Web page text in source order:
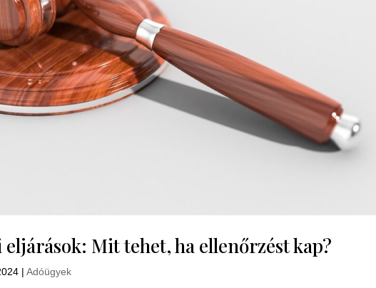
eljárások: Mit tehet, ha ellenőrzést kap?
|Adóügyek